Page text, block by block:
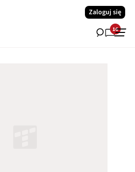
Zaloguj się
16